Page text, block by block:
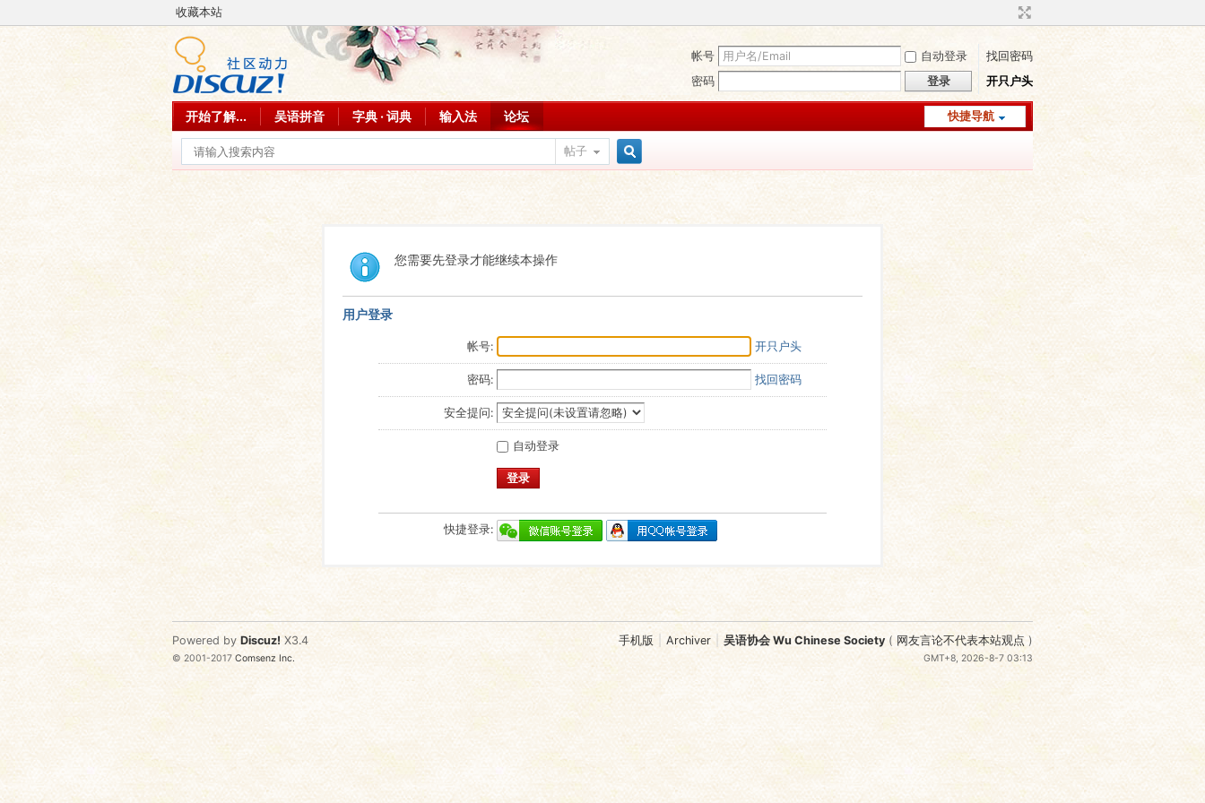
收藏本站
帐号 自动登录
找回密码
密码
登录 开只户头
快捷导航
开始了解... 吴语拼音 字典 · 词典 输入法 论坛
帖子
您需要先登录才能继续本操作
用户登录
帐号: 开只户头
密码: 找回密码
安全提问:
自动登录
登录
快捷登录:
手机版 Archiver 吴语协会 Wu Chinese Society ( 网友言论不代表本站观点 )
GMT+8, 2026-8-7 03:13
Powered by Discuz! X3.4
© 2001-2017Comsenz Inc.